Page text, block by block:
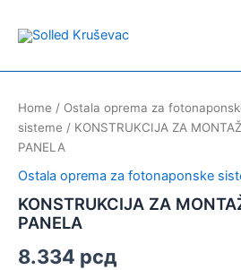
Home / Ostala oprema za
sisteme / KONSTRUKCIJA ZA
PANELA
Ostala oprema za fotonaponske
KONSTRUKCIJA ZA
PANELA
8.334 рсд
MONTAŽU
TRI
SOLARNA
PANELA